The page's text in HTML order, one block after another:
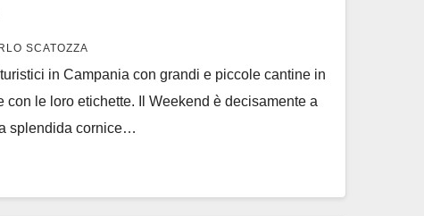
SCATOZZA
in Campania con grandi e piccole cantine in
con le loro etichette. Il Weekend è decisamente a
splendida cornice…